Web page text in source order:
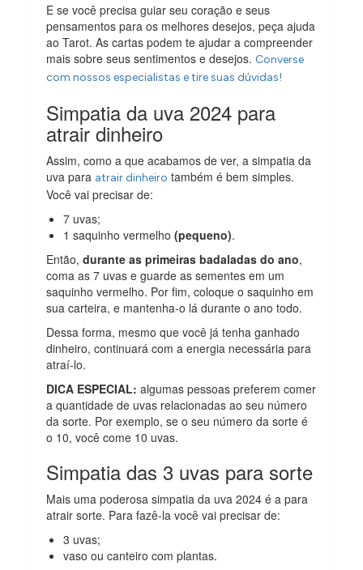
E se você precisa guiar seu coração e seus
pensamentos para os melhores desejos, peça ajuda
ao Tarot. As cartas podem te ajudar a compreender
mais sobre seus sentimentos e desejos. Converse
com nossos especialistas e tire suas dúvidas!
Simpatia da uva 2024 para
atrair dinheiro
Assim, como a que acabamos de ver, a simpatia da
uva para atrair dinheiro também é bem simples.
Você vai precisar de:
7 uvas;
1 saquinho vermelho (pequeno).
Então,durante as primeiras badaladas do ano,
coma as 7 uvas e guarde as sementes em um
saquinho vermelho. Por fim, coloque o saquinho em
sua carteira, e mantenha-o lá durante o ano todo.
Dessa forma, mesmo que você já tenha ganhado
dinheiro, continuará com a energia necessária para
atraí-lo.
DICA ESPECIAL: algumas pessoas preferem comer
a quantidade de uvas relacionadas ao seu número
da sorte. Por exemplo, se o seu número da sorte é
o 10, você come 10 uvas.
Simpatia das 3 uvas para sorte
Mais uma poderosa simpatia da uva 2024 é a para
atrair sorte. Para fazê-la você vai precisar de:
3 uvas;
vaso ou canteiro com plantas.